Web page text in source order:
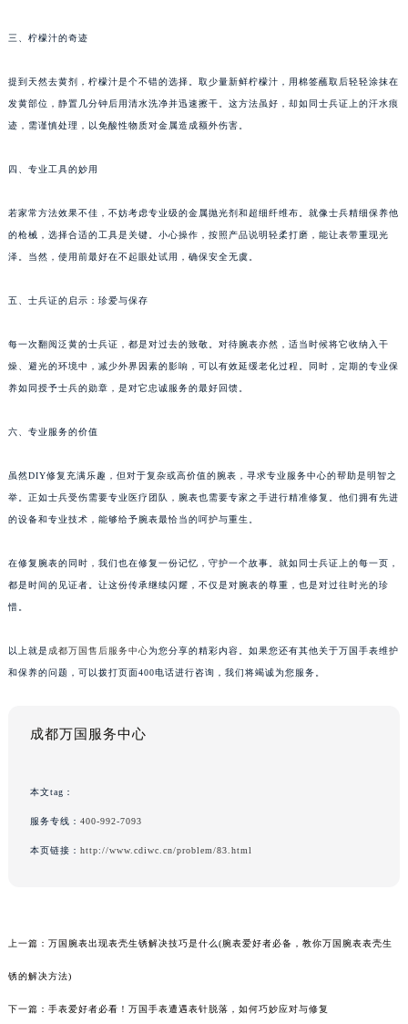
三、柠檬汁的奇迹
提到天然去黄剂，柠檬汁是个不错的选择。取少量新鲜柠檬汁，用棉签蘸取后轻轻涂抹在
发黄部位，静置几分钟后用清水洗净并迅速擦干。这方法虽好，却如同士兵证上的汗水痕
迹，需谨慎处理，以免酸性物质对金属造成额外伤害。
四、专业工具的妙用
若家常方法效果不佳，不妨考虑专业级的金属抛光剂和超细纤维布。就像士兵精细保养他
的枪械，选择合适的工具是关键。小心操作，按照产品说明轻柔打磨，能让表带重现光
泽。当然，使用前最好在不起眼处试用，确保安全无虞。
五、士兵证的启示：珍爱与保存
每一次翻阅泛黄的士兵证，都是对过去的致敬。对待腕表亦然，适当时候将它收纳入干
燥、避光的环境中，减少外界因素的影响，可以有效延缓老化过程。同时，定期的专业保
养如同授予士兵的勋章，是对它忠诚服务的最好回馈。
六、专业服务的价值
虽然DIY修复充满乐趣，但对于复杂或高价值的腕表，寻求专业服务中心的帮助是明智之
举。正如士兵受伤需要专业医疗团队，腕表也需要专家之手进行精准修复。他们拥有先进
的设备和专业技术，能够给予腕表最恰当的呵护与重生。
在修复腕表的同时，我们也在修复一份记忆，守护一个故事。就如同士兵证上的每一页，
都是时间的见证者。让这份传承继续闪耀，不仅是对腕表的尊重，也是对过往时光的珍
惜。
以上就是 成都万国售后服务中心为您分享的精彩内容。如果您还有其他关于万国手表维护
和保养的问题，可以拨打页面400电话进行咨询，我们将竭诚为您服务。
成都万国服务中心
本文tag：
服务专线： 400-992-7093
本页链接： http://www.cdiwc.cn/problem/83.html
上一篇： 万国腕表出现表壳生锈解决技巧是什么(腕表爱好者必备，教你万国腕表表壳生
锈的解决方法)
下一篇： 手表爱好者必看！万国手表遭遇表针脱落，如何巧妙应对与修复